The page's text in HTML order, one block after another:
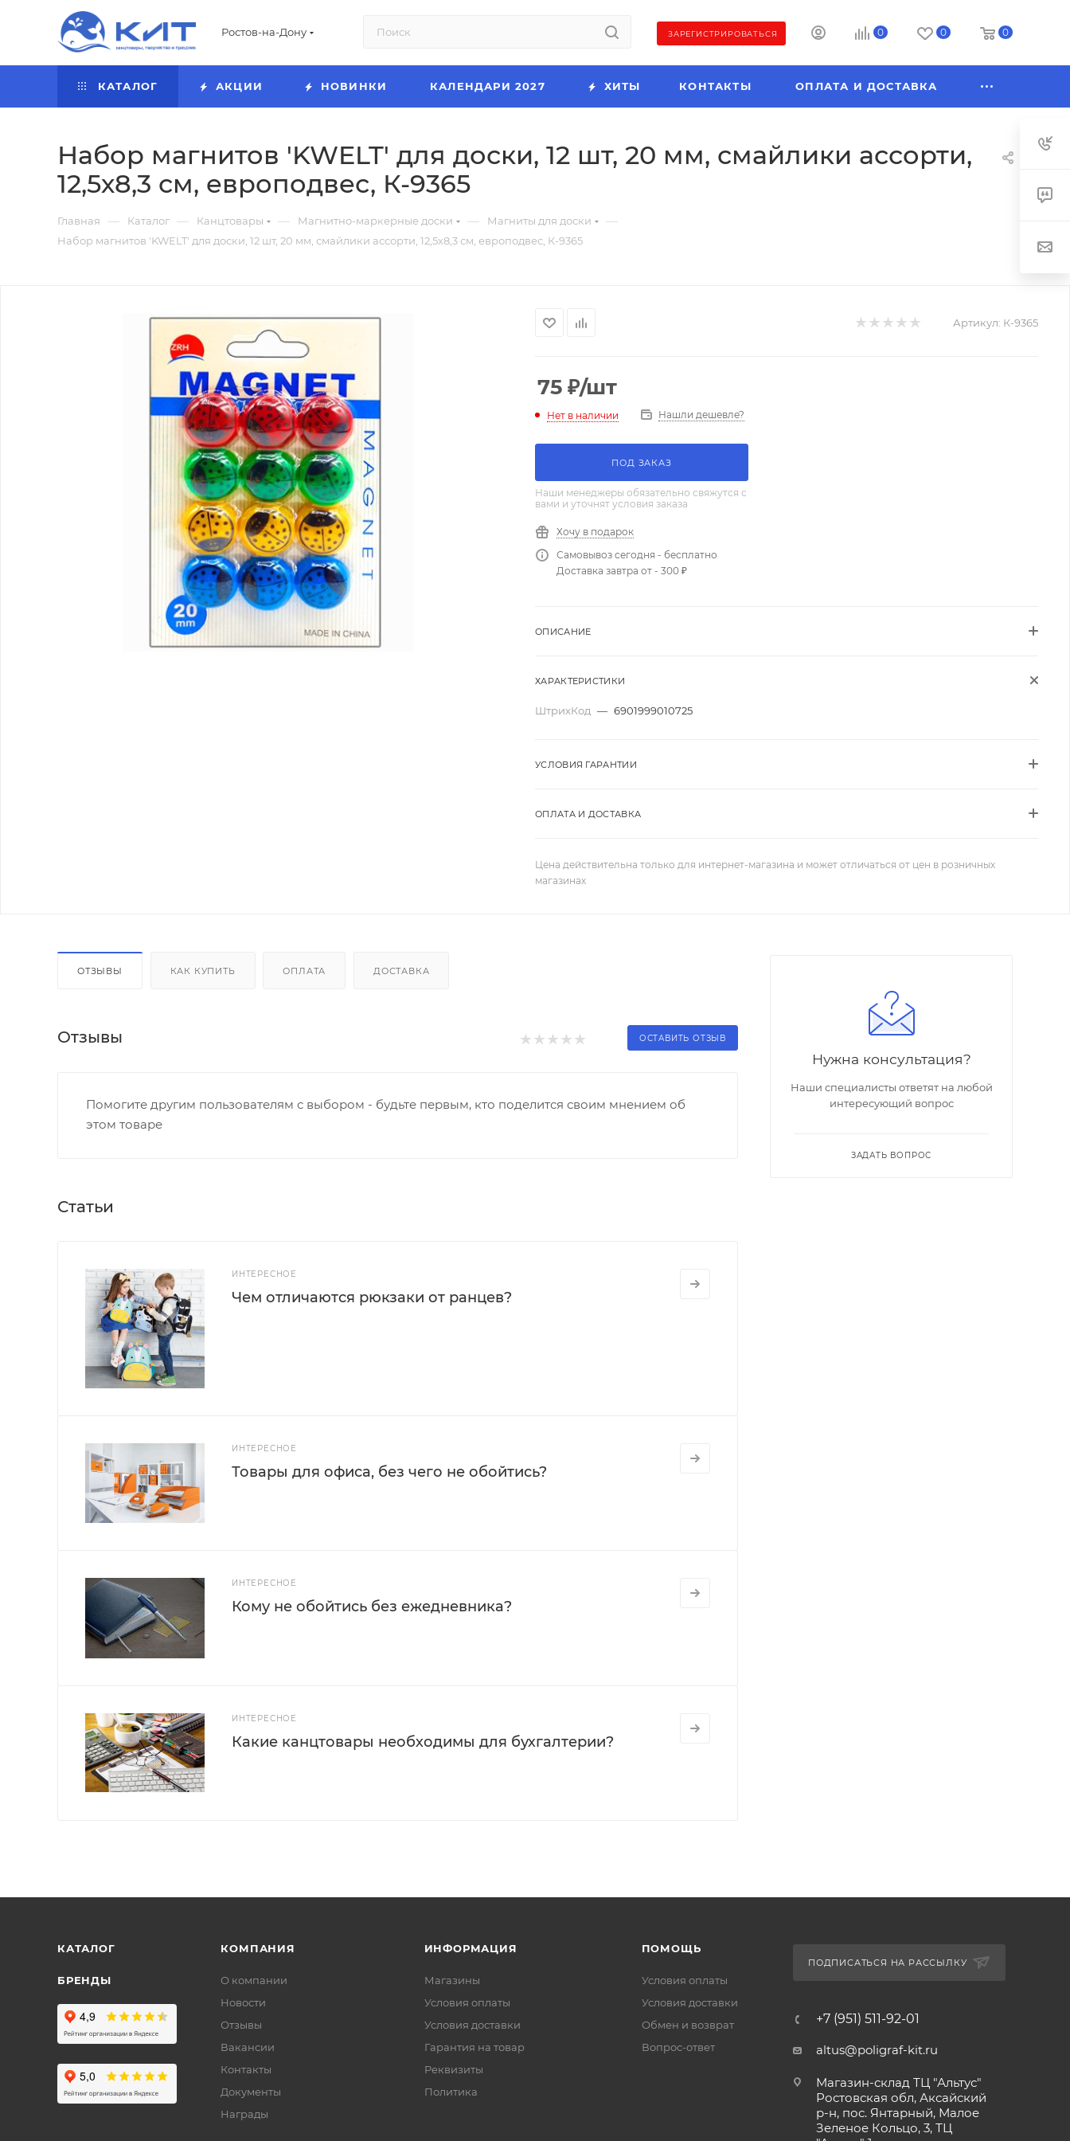
Ростов-на-Дону ЗАРЕГИСТРИРОВАТЬСЯ 0 0 0
КАТАЛОГ АКЦИИ НОВИНКИ КАЛЕНДАРИ 2027 ХИТЫ КОНТАКТЫ ОПЛАТА И ДОСТАВКА
Набор магнитов 'KWELT' для доски, 12 шт, 20 мм, смайлики ассорти,
12,5х8,3 см, европодвес, К-9365
Главная — Каталог — Канцтовары — Магнитно-маркерные доски — Магниты для доски —
Набор магнитов 'KWELT' для доски, 12 шт, 20 мм, смайлики ассорти, 12,5х8,3 см, европодвес, К-9365
Артикул: К-9365
75 ₽/шт
Нет в наличии Нашли дешевле?
ПОД ЗАКАЗ
Наши менеджеры обязательно свяжутся с
вами и уточнят условия заказа
Хочу в подарок
Самовывоз сегодня - бесплатно
Доставка завтра от - 300 ₽
ОПИСАНИЕ
ХАРАКТЕРИСТИКИ
ШтрихКод — 6901999010725
УСЛОВИЯ ГАРАНТИИ
ОПЛАТА И ДОСТАВКА
Цена действительна только для интернет-магазина и может отличаться от цен в розничных
магазинах
ОТЗЫВЫ КАК КУПИТЬ ОПЛАТА ДОСТАВКА
Отзывы ОСТАВИТЬ ОТЗЫВ
Помогите другим пользователям с выбором - будьте первым, кто поделится своим мнением об
этом товаре
Статьи
ИНТЕРЕСНОЕ
Чем отличаются рюкзаки от ранцев?
ИНТЕРЕСНОЕ
Товары для офиса, без чего не обойтись?
ИНТЕРЕСНОЕ
Кому не обойтись без ежедневника?
ИНТЕРЕСНОЕ
Какие канцтовары необходимы для бухгалтерии?
Нужна консультация?
Наши специалисты ответят на любой
интересующий вопрос
ЗАДАТЬ ВОПРОС
КАТАЛОГ
БРЕНДЫ
КОМПАНИЯ
О компании
Новости
Отзывы
Вакансии
Контакты
Документы
Награды
ИНФОРМАЦИЯ
Магазины
Условия оплаты
Условия доставки
Гарантия на товар
Реквизиты
Политика
ПОМОЩЬ
Условия оплаты
Условия доставки
Обмен и возврат
Вопрос-ответ
ПОДПИСАТЬСЯ НА РАССЫЛКУ
+7 (951) 511-92-01
altus@poligraf-kit.ru
Магазин-склад ТЦ "Альтус"
Ростовская обл, Аксайский
р-н, пос. Янтарный, Малое
Зеленое Кольцо, 3, ТЦ